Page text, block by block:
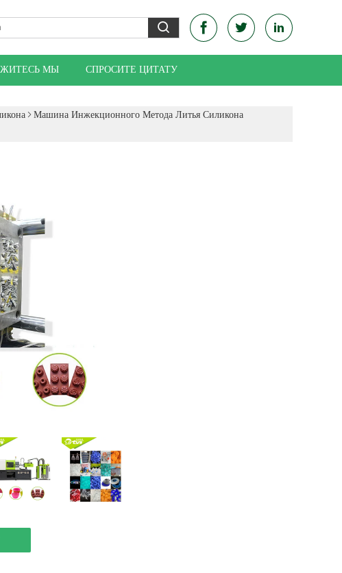
МЫ СПРОСИТЕ ЦИТАТУ
Машина Инжекционного Метода Литья Силикона